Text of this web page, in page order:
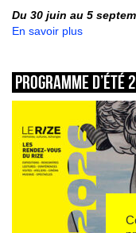
Du 30 juin au 5
En savoir plus
Programme d’été